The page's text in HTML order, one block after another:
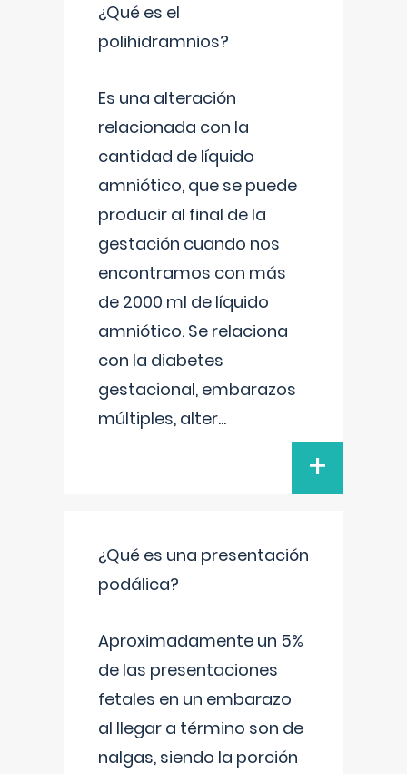
¿Qué es el
polihidramnios?
Es una alteración
relacionada con la
cantidad de líquido
amniótico, que se puede
producir al final de la
gestación cuando nos
encontramos con más
de 2000 ml de líquido
amniótico. Se relaciona
con la diabetes
gestacional, embarazos
múltiples, alter...
+
¿Qué es una presentación
podálica?
Aproximadamente un 5%
de las presentaciones
fetales en un embarazo
al llegar a término son de
nalgas, siendo la porción